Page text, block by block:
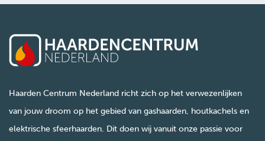
Haarden Centrum Nederland richt zich op het verwezenlijken
van jouw droom op het gebied van gashaarden, houtkachels en
elektrische sfeerhaarden. Dit doen wij vanuit onze passie voor